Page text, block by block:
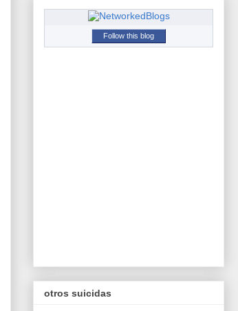
Follow this blog
otros suicidas